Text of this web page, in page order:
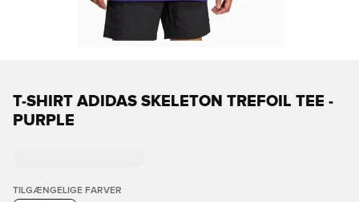
T-SHIRT ADIDAS SKELETON TREFOIL TEE -
PURPLE
TILGÆNGELIGE FARVER